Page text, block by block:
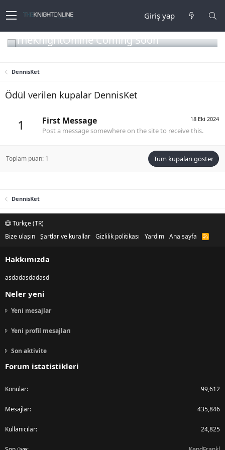
Giriş yap
TheKnightOnline Coming Soon
DennisKet
Ödül verilen kupalar DennisKet
1 18 Eki 2024
First Message
Post a message somewhere on the site to receive this.
Toplam puan: 1 Tüm kupaları göster
DennisKet
Türkçe (TR)
Bize ulaşın Şartlar ve kurallar Gizlilik politikası Yardım Ana sayfa
R
Hakkımızda
asdadasdadasd
Neler yeni
Yeni mesajlar
Yeni profil mesajları
Son aktivite
Forum istatistikleri
Konular 99,612
Mesajlar 435,846
Kullanıcılar 24,825